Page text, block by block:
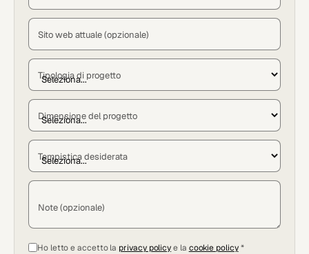
Sito web attuale (opzionale)
Tipologia di progetto
Dimensione del progetto
Tempistica desiderata
Note (opzionale)
Ho letto e accetto la privacy policye la cookie policy*